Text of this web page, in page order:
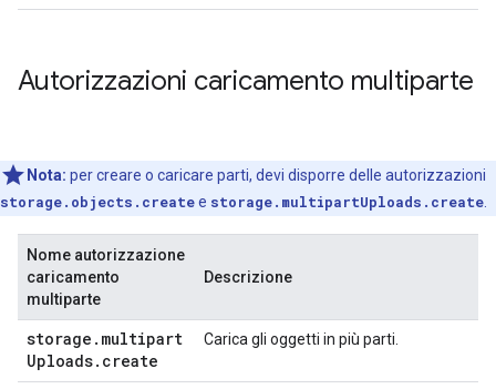
Autorizzazioni caricamento multiparte
Nota: per creare o caricare parti, devi disporre delle autorizzazioni
storage.objects.createe storage.multipartUploads.create
Nome autorizzazione
caricamento
multiparte
Descrizione
storage . multipart
Uploads. create
Carica gli oggetti in più parti.